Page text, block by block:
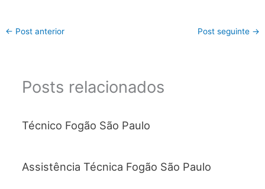
← Post anterior Post seguinte →
Posts relacionados
Técnico Fogão São Paulo
Assistência Técnica Fogão São Paulo